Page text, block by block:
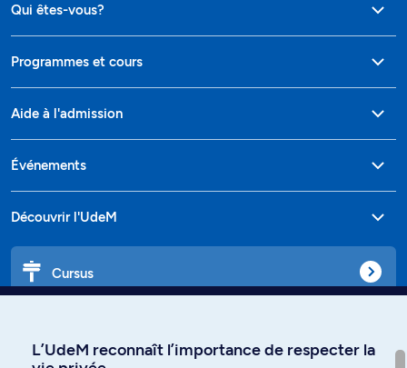
Qui êtes-vous?
Programmes et cours
Aide à l'admission
Événements
Découvrir l'UdeM
Cursus
L’UdeM reconnaît l’importance de respecter la